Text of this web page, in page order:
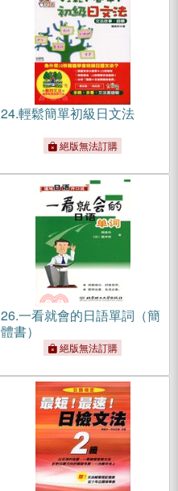
24.輕鬆簡單初級日文法
絕版無法訂購
26.一看就會的日語單詞（簡
體書）
絕版無法訂購